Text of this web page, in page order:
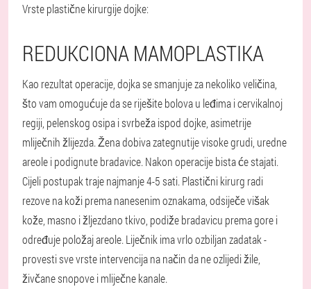
Vrste plastične kirurgije dojke:
REDUKCIONA MAMOPLASTIKA
Kao rezultat operacije, dojka se smanjuje za nekoliko veličina,
što vam omogućuje da se riješite bolova u leđima i cervikalnoj
regiji, pelenskog osipa i svrbeža ispod dojke, asimetrije
mliječnih žlijezda. Žena dobiva zategnutije visoke grudi, uredne
areole i podignute bradavice. Nakon operacije bista će stajati.
Cijeli postupak traje najmanje 4-5 sati. Plastični kirurg radi
rezove na koži prema nanesenim oznakama, odsiječe višak
kože, masno i žljezdano tkivo, podiže bradavicu prema gore i
određuje položaj areole. Liječnik ima vrlo ozbiljan zadatak -
provesti sve vrste intervencija na način da ne ozlijedi žile,
živčane snopove i mliječne kanale.